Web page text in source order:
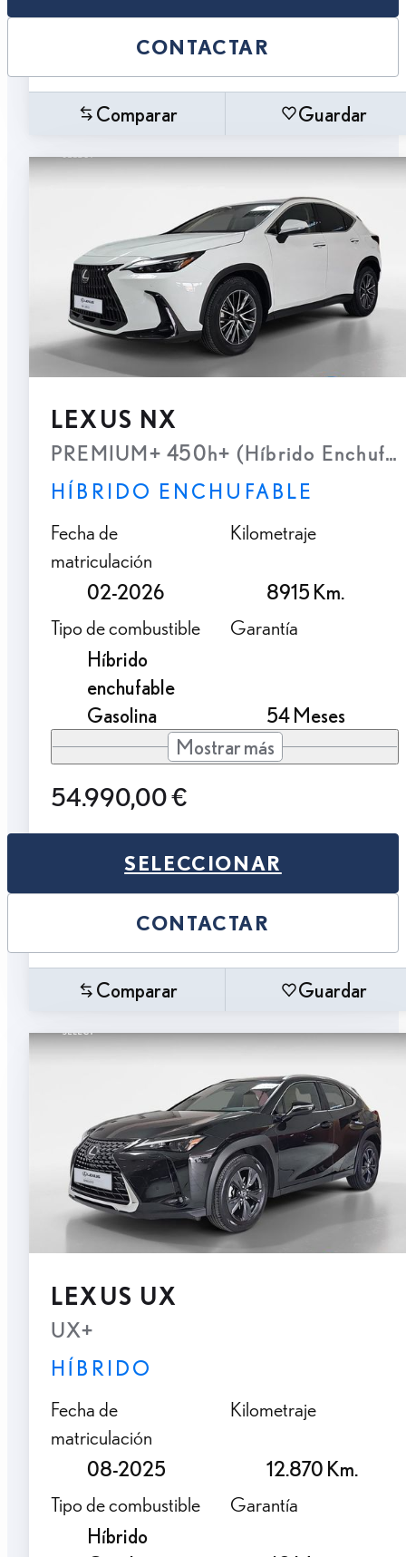
CONTACTAR
Comparar Guardar
LEXUS NX
PREMIUM+ 450h+ (Híbrido
HÍBRIDO ENCHUFABLE
Fecha de
matriculación
02-2026
Kilometraje
8915 Km.
Tipo de combustible
Híbrido
enchufable
Gasolina
Garantía
54 Meses
Mostrar más
54.990,00 €
SELECCIONAR
CONTACTAR
Comparar Guardar
LEXUS UX
UX+
HÍBRIDO
Fecha de
matriculación
08-2025
Kilometraje
12.870 Km.
Tipo de combustible
Híbrido
Garantía